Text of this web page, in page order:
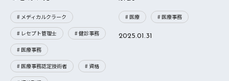
# メディカルクラーク
# レセプト管理士 # 健診事務
# 医療事務
# 医療事務認定技術者 # 資格
# 医療 # 医療事務
2025.01.31